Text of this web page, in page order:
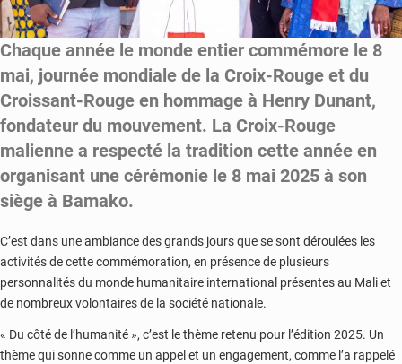
Chaque année le monde entier commémore le 8
mai, journée mondiale de la Croix-Rouge et du
Croissant-Rouge en hommage à Henry Dunant,
fondateur du mouvement. La Croix-Rouge
malienne a respecté la tradition cette année en
organisant une cérémonie le 8 mai 2025 à son
siège à Bamako.
C’est dans une ambiance des grands jours que se sont déroulées les
activités de cette commémoration, en présence de plusieurs
personnalités du monde humanitaire international présentes au Mali et
de nombreux volontaires de la société nationale.
« Du côté de l’humanité », c’est le thème retenu pour l’édition 2025. Un
thème qui sonne comme un appel et un engagement, comme l’a rappelé